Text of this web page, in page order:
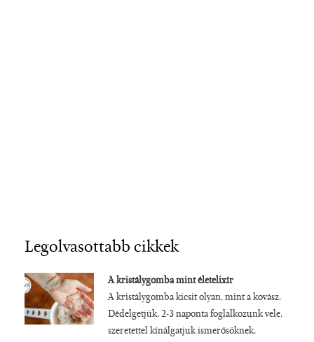
Legolvasottabb cikkek
A kristálygomba mint életelixír
A kristálygomba kicsit olyan, mint a kovász.
Dédelgetjük, 2-3 naponta foglalkozunk vele,
szeretettel kínálgatjuk ismerősöknek,